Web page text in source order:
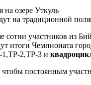
на традиционной
сотни участников из
итоги Чемпионата
1,ТР-2,ТР-3 и
постоянным